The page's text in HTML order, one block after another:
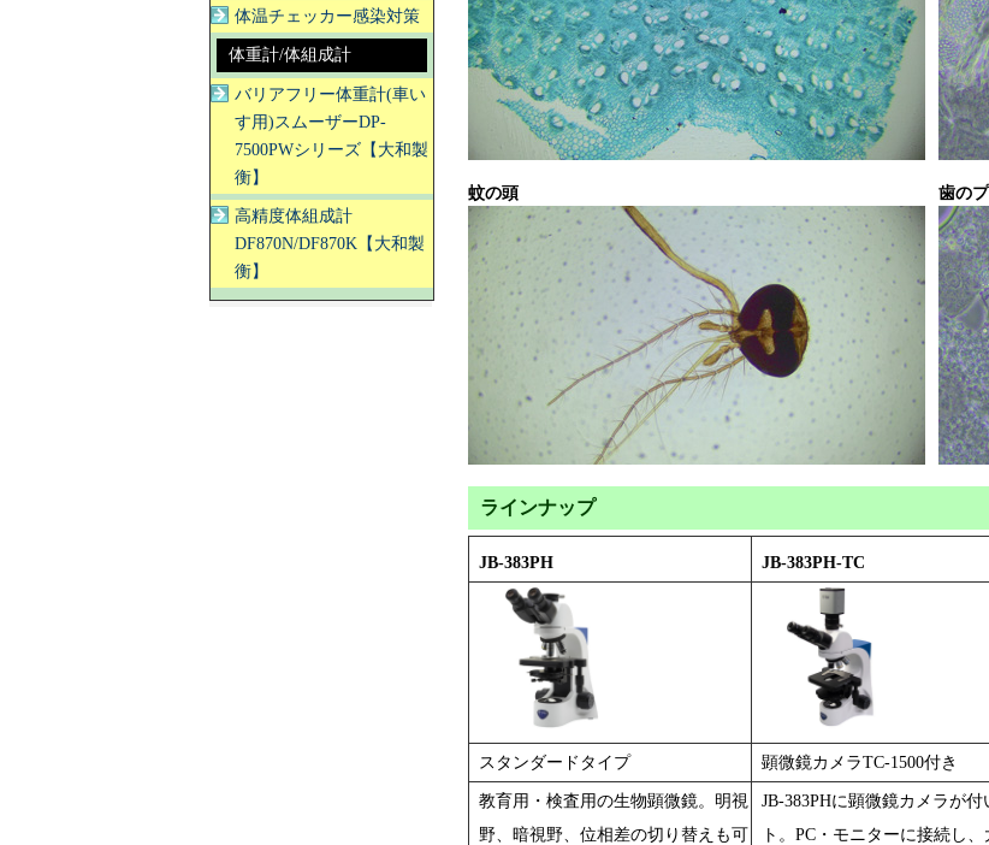
蚊の頭 歯の
ラインナップ
JB-383PH JB-383PH-TC
スタンダードタイプ 顕微鏡カメラTC-1500付き
教育用・検査用の生物顕微鏡。明視
野、暗視野、位相差の切り替えも可
JB-383PHに顕微鏡カメラが付
ト。PC・モニターに接続し
体温チェッカー感染対策
体重計/体組成計
バリアフリー体重計(車い
す用)スムーザーDP-
7500PWシリーズ【大和製
衡】
高精度体組成計
DF870N/DF870K【大和製
衡】